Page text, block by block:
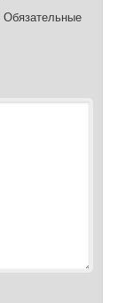
Обязательные